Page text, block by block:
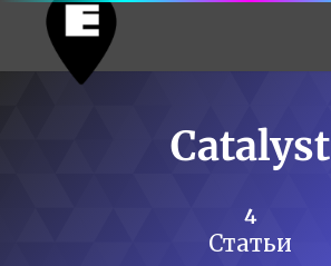
Catalyst
4
Статьи